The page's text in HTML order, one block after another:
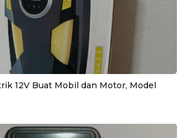
12V Buat Mobil dan Motor, Model